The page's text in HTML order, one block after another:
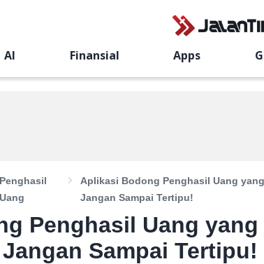
AI Finansial Apps
Penghasil
Uang
Aplikasi Bodong Penghasil Uang
Jangan Sampai Tertipu!
Penghasil Uang yang
Sampai Tertipu!